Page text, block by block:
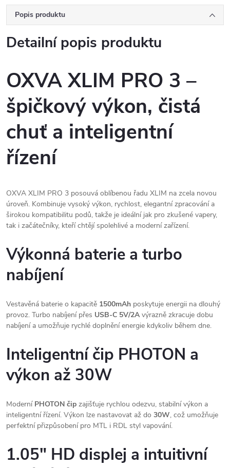
Popis produktu
Detailní popis produktu
OXVA XLIM PRO 3 –
špičkový výkon, čistá
chuť a inteligentní
řízení
OXVA XLIM PRO 3 posouvá oblíbenou řadu XLIM na zcela novou
úroveň. Kombinuje vysoký výkon, rychlost, elegantní zpracování a
širokou kompatibilitu podů, takže je ideální jak pro zkušené vapery,
tak i začátečníky, kteří chtějí spolehlivé a moderní zařízení.
Výkonná baterie a turbo
nabíjení
Vestavěná baterie o kapacitě 1500mAh poskytuje energii na dlouhý
provoz. Turbo nabíjení přes USB-C 5V/2Avýrazně zkracuje dobu
nabíjení a umožňuje rychlé doplnění energie kdykoliv během dne.
Inteligentní čip PHOTON a
výkon až 30W
Moderní PHOTON čip zajišťuje rychlou odezvu, stabilní výkon a
inteligentní řízení. Výkon lze nastavovat až do 30W, což umožňuje
perfektní přizpůsobení pro MTL i RDL styl vapování.
1.05" HD displej a intuitivní